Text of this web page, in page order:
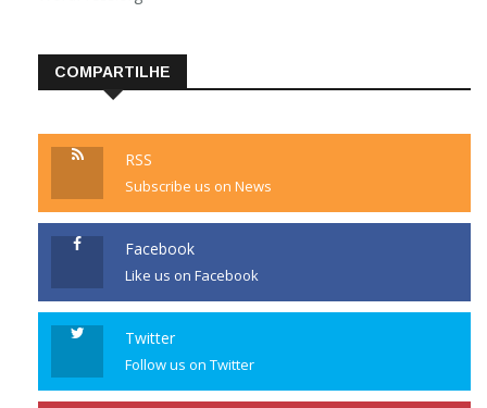
COMPARTILHE
RSS
Subscribe us on News
Facebook
Like us on Facebook
Twitter
Follow us on Twitter